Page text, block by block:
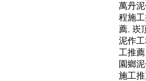
萬丹
程施
薦, 崁
泥作
工推薦
園鄉
施工